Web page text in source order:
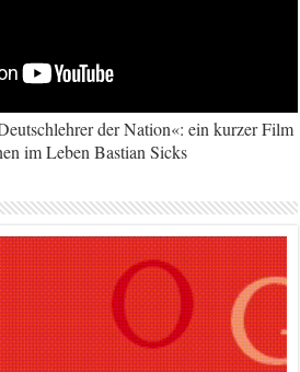
der Nation«: ein kurzer Film
im Leben Bastian Sicks